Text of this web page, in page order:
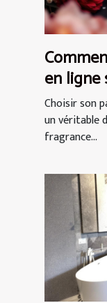
en ligne
Choisir son
un véritable
fragrance...